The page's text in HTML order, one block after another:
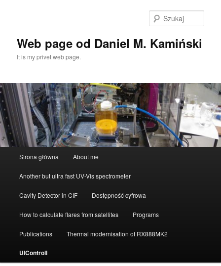
Web page od Daniel M. Kamiński
It is my privet web page.
Strona główna About me
Another but ultra fast UV-Vis spectrometer
Cavity Detector in CIF Dostępność cyfrowa
How to calculate flares from satellites Programs
Publications Thermal modernisation of RX888MK2
UlControll